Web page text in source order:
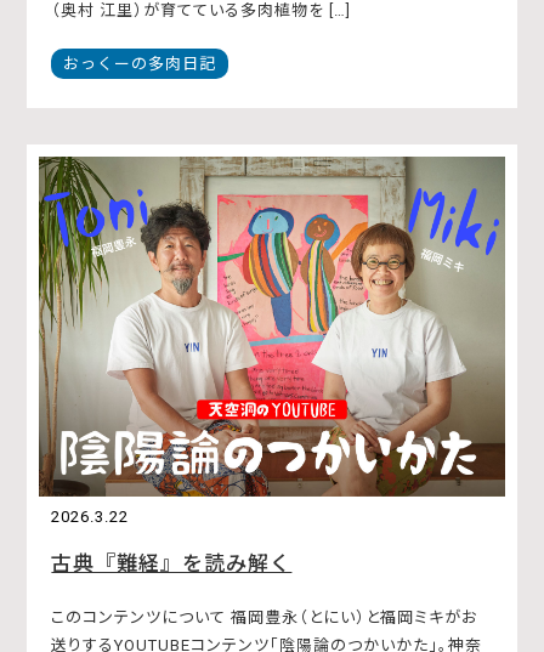
（奥村 江里）が育てている多肉植物を […]
おっくーの多肉日記
2026.3.22
古典『難経』を読み解く
このコンテンツについて 福岡豊永（とにい）と福岡ミキがお
送りするYOUTUBEコンテンツ「陰陽論のつかいかた」。神奈